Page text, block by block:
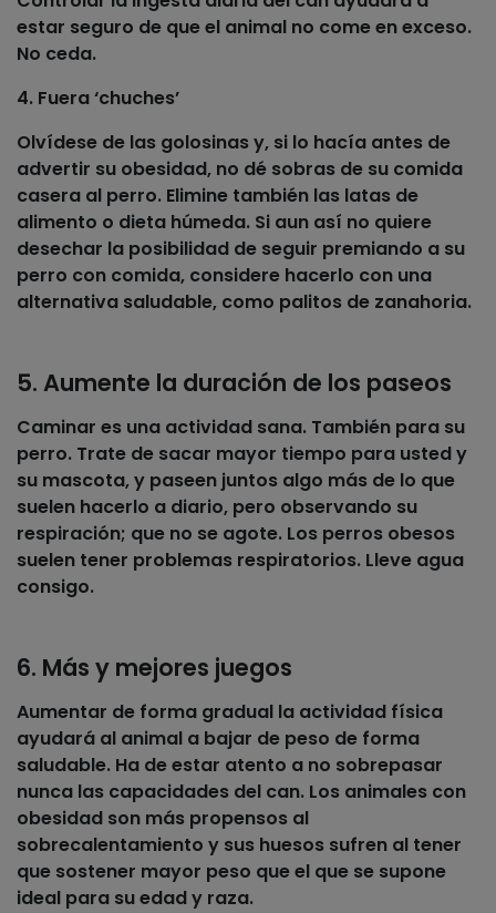
estar seguro de que el animal no come en exceso.
No ceda.
4. Fuera ‘chuches’
Olvídese de las golosinasy, si lo hacía antes de
advertir su obesidad, no dé sobras de su comida
casera al perro. Elimine también las latas de
alimento o dieta húmeda. Si aun así no quiere
desechar la posibilidad de seguir premiando a su
perro con comida, considere hacerlo con una
alternativa saludable, como palitos de zanahoria.
5. Aumente la duración de los paseos
Caminar es una actividad sana. También para su
perro. Trate de sacar mayor tiempo para usted y
su mascota, y paseen juntos algo más de lo que
suelen hacerlo a diario, pero observando su
respiración; que no se agote. Los perros obesos
suelen tener problemas respiratorios. Lleve agua
consigo.
6. Más y mejores juegos
Aumentar de forma gradual la actividad física
ayudará al animal a bajar de peso de forma
saludable. Ha de estar atento a no sobrepasar
nunca las capacidades del can. Los animales con
obesidad son más propensos al
sobrecalentamiento y sus huesos sufren al tener
que sostener mayor peso que el que se supone
ideal para su edad y raza.